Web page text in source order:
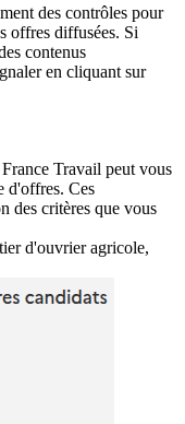
des contrôles pour
offres diffusées. Si
contenus
en cliquant sur
Travail peut vous
d'offres. Ces
des critères que vous
d'ouvrier agricole,